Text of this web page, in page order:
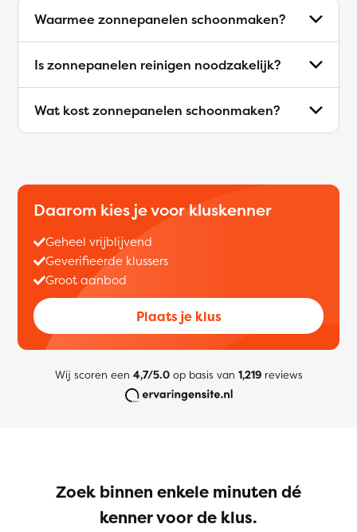
Waarmee zonnepanelen schoonmaken?
Is zonnepanelen reinigen noodzakelijk?
Wat kost zonnepanelen schoonmaken?
Daarom kies je voor kluskenner
Geheel vrijblijvend
Geverifieerde klussers
Groot aanbod
Plaats je klus
Wij scoren een 4,7/5.0op basis van 1,219reviews
Zoek binnen enkele minuten dé
kenner voor de klus.